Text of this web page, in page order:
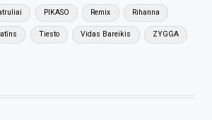
PIKASO Remix Rihanna
Tiesto Vidas Bareikis ZYGGA